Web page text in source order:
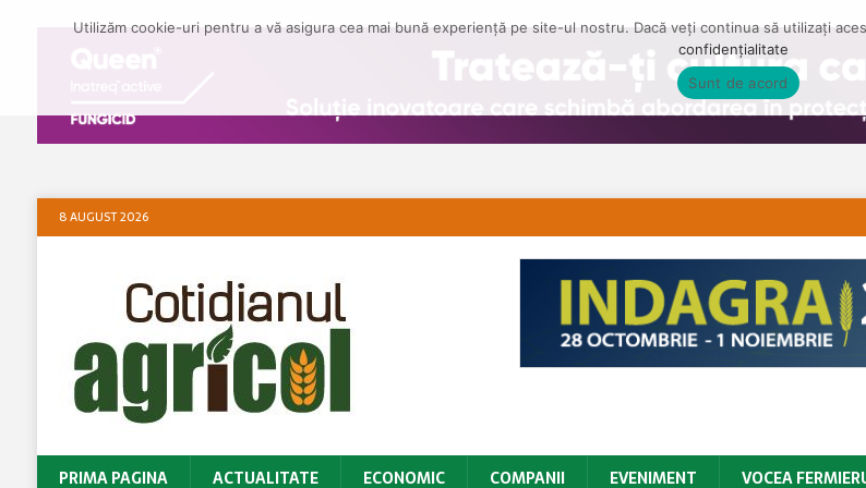
8 AUGUST 2026
PRIMA PAGINA ACTUALITATE ECONOMIC COMPANII EVENIMENT VOCEA
Utilizăm cookie-uri pentru a vă asigura cea mai bună experiență pe site-ul nostru. Dacă veți continua să utilizați
confidențialitate
Sunt de acord